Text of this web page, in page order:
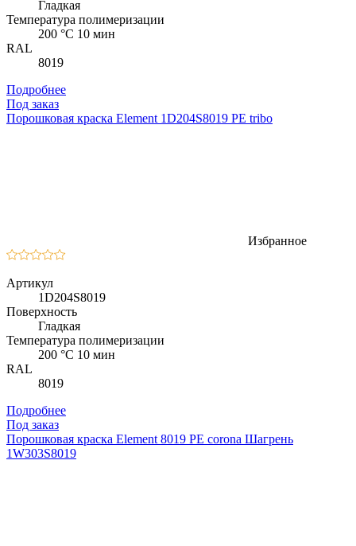
Гладкая
Температура полимеризации
200 °C 10 мин
RAL
8019
Подробнее
Под заказ
Порошковая краска Element 1D204S8019 PE tribo
Избранное
Артикул
1D204S8019
Поверхность
Гладкая
Температура полимеризации
200 °C 10 мин
RAL
8019
Подробнее
Под заказ
Порошковая краска Element 8019 PE corona Шагрень
1W303S8019